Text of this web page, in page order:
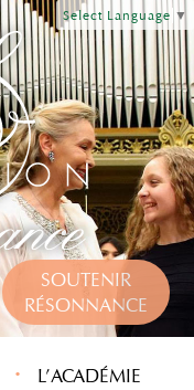
Select Language ▼
SOUTENIR
RÉSONNANCE
L’ACADÉMIE